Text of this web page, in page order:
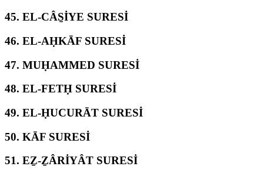
45. EL-CÂS̱İYE SURESİ
46. EL-AḤKĀF SURESİ
47. MUḤAMMED SURESİ
48. EL-FETḤ SURESİ
49. EL-ḤUCURĀT SURESİ
50. KĀF SURESİ
51. EẔ-ẔÂRİYÂT SURESİ